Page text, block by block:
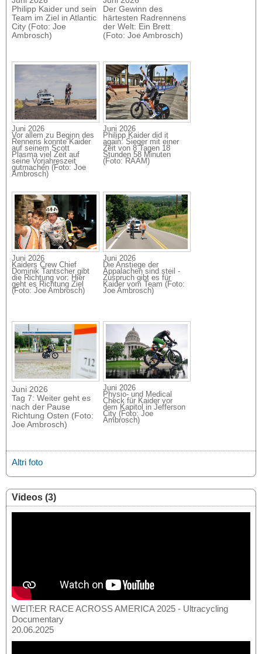
Philipp Kaider und sein
Team im Ziel in Atlantic
City (Foto: Joe
Ambrosch)
Der Gewinn des
härtesten Radrennens
der Welt: Ein Brett
(Foto: Joe Ambrosch)
Juni 2026
Vor allem zu Beginn des
Rennens konnte Kaider
auf seinem Scott
Plasma viel Zeit auf
seine Vorjahreszeit
gutmachen (Foto: Joe
Ambrosch)
Juni 2026
Philipp Kaider did it
again: Sieger mit einer
Zeit von 8 Tagen 18
Stunden 58 Minuten
(Foto: RAAM)
Juni 2026
Kaiders Crew Chief
Dominik Tantscher gibt
die Richtung vor: Hier
geht es Richtung Ziel
(Foto: Joe Ambrosch)
Juni 2026
Die Anstiege der
Appalachen sind steil -
Zuspruch gibt es für
Kaider vom Team (Foto:
Joe Ambrosch)
Juni 2026
Tag 7: Weiter geht es
nach der Pause
Richtung Osten (Foto:
Joe Ambrosch)
Juni 2026
Physio- und Medical
Check für Kaider vor
dem Kapitol in Jefferson
City (Foto: Joe
Ambrosch)
Altri foto
Videos (3)
WEIT:ER RACE ACROSS AMERICA 2025 - Ultracycling
Documentary
20.06.2025